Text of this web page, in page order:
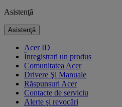
Asistenţă
Asistenţă
Acer ID
Înregistrați un produs
Comunitatea Acer
Drivere Şi Manuale
Răspunsuri Acer
Contacte de serviciu
Alerte și revocări